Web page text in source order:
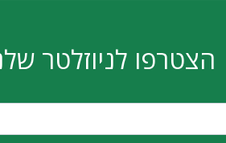
הצטרפו לניוזלטר